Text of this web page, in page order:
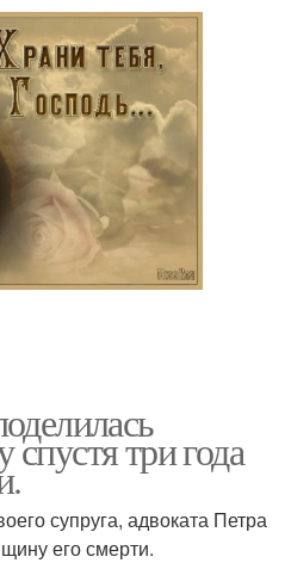
три года
супруга, адвоката Петра
его смерти.